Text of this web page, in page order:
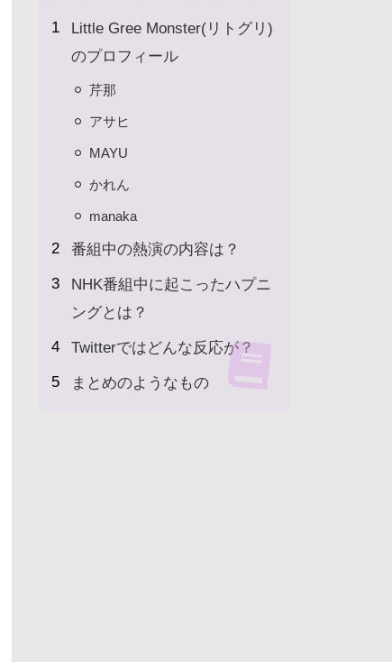
Little Gree Monster(リトグリ)
のプロフィール
芹那
アサヒ
MAYU
かれん
manaka
番組中の熱演の内容は？
NHK番組中に起こったハプニ
ングとは？
Twitterではどんな反応が？
まとめのようなもの